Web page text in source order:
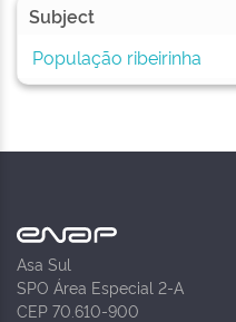
Subject
População ribeirinha
Asa Sul
SPO Área Especial 2-A
CEP 70.610-900